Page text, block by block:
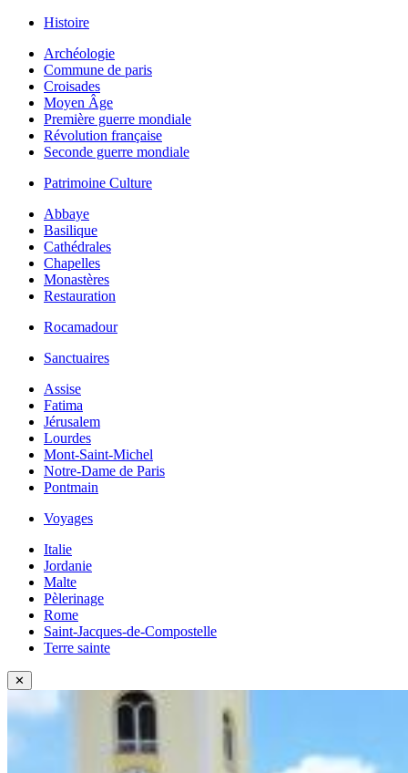
Histoire
Archéologie
Commune de paris
Croisades
Moyen Âge
Première guerre mondiale
Révolution française
Seconde guerre mondiale
Patrimoine Culture
Abbaye
Basilique
Cathédrales
Chapelles
Monastères
Restauration
Rocamadour
Sanctuaires
Assise
Fatima
Jérusalem
Lourdes
Mont-Saint-Michel
Notre-Dame de Paris
Pontmain
Voyages
Italie
Jordanie
Malte
Pèlerinage
Rome
Saint-Jacques-de-Compostelle
Terre sainte
✕